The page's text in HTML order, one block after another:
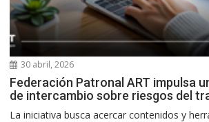
30 abril, 2026
Federación Patronal ART impulsa
de intercambio sobre riesgos del
La iniciativa busca acercar contenidos y